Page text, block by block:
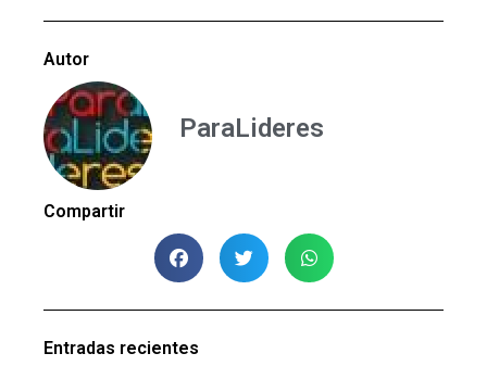
Autor
ParaLideres
Compartir
Entradas recientes